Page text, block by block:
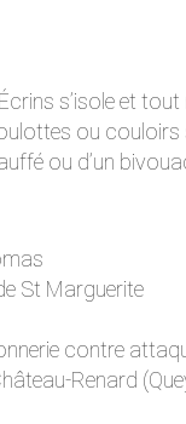
Écrins s’isole et
ou
ou d’un
St Marguerite
contre
Renard